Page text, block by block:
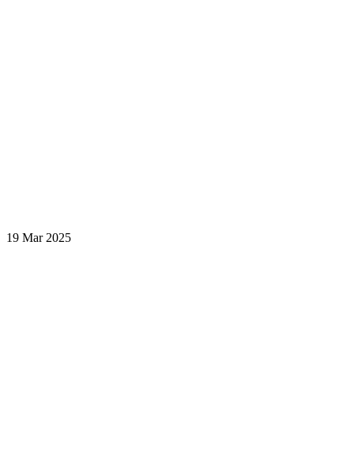
19 Mar 2025